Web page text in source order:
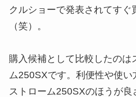
クルショーで発表されてすぐ
（笑）。
購入候補として比較したのは
ム250SXです。利便性や使
ストローム250SXのほうが良